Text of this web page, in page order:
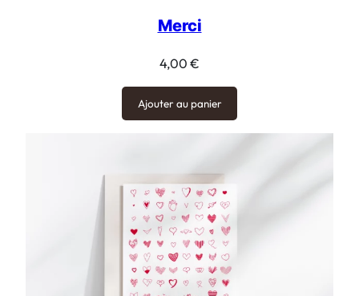
Merci
4,00 €
Ajouter au panier